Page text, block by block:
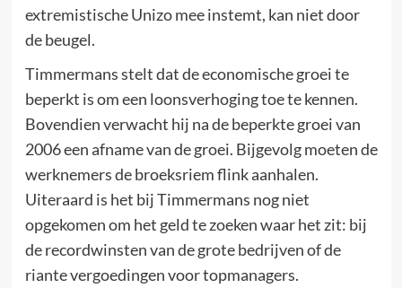
extremistische Unizo mee instemt, kan niet door
de beugel.
Timmermans stelt dat de economische groei te
beperkt is om een loonsverhoging toe te kennen.
Bovendien verwacht hij na de beperkte groei van
2006 een afname van de groei. Bijgevolg moeten de
werknemers de broeksriem flink aanhalen.
Uiteraard is het bij Timmermans nog niet
opgekomen om het geld te zoeken waar het zit: bij
de recordwinsten van de grote bedrijven of de
riante vergoedingen voor topmanagers.